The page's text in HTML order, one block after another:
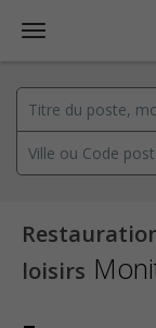
loisirs